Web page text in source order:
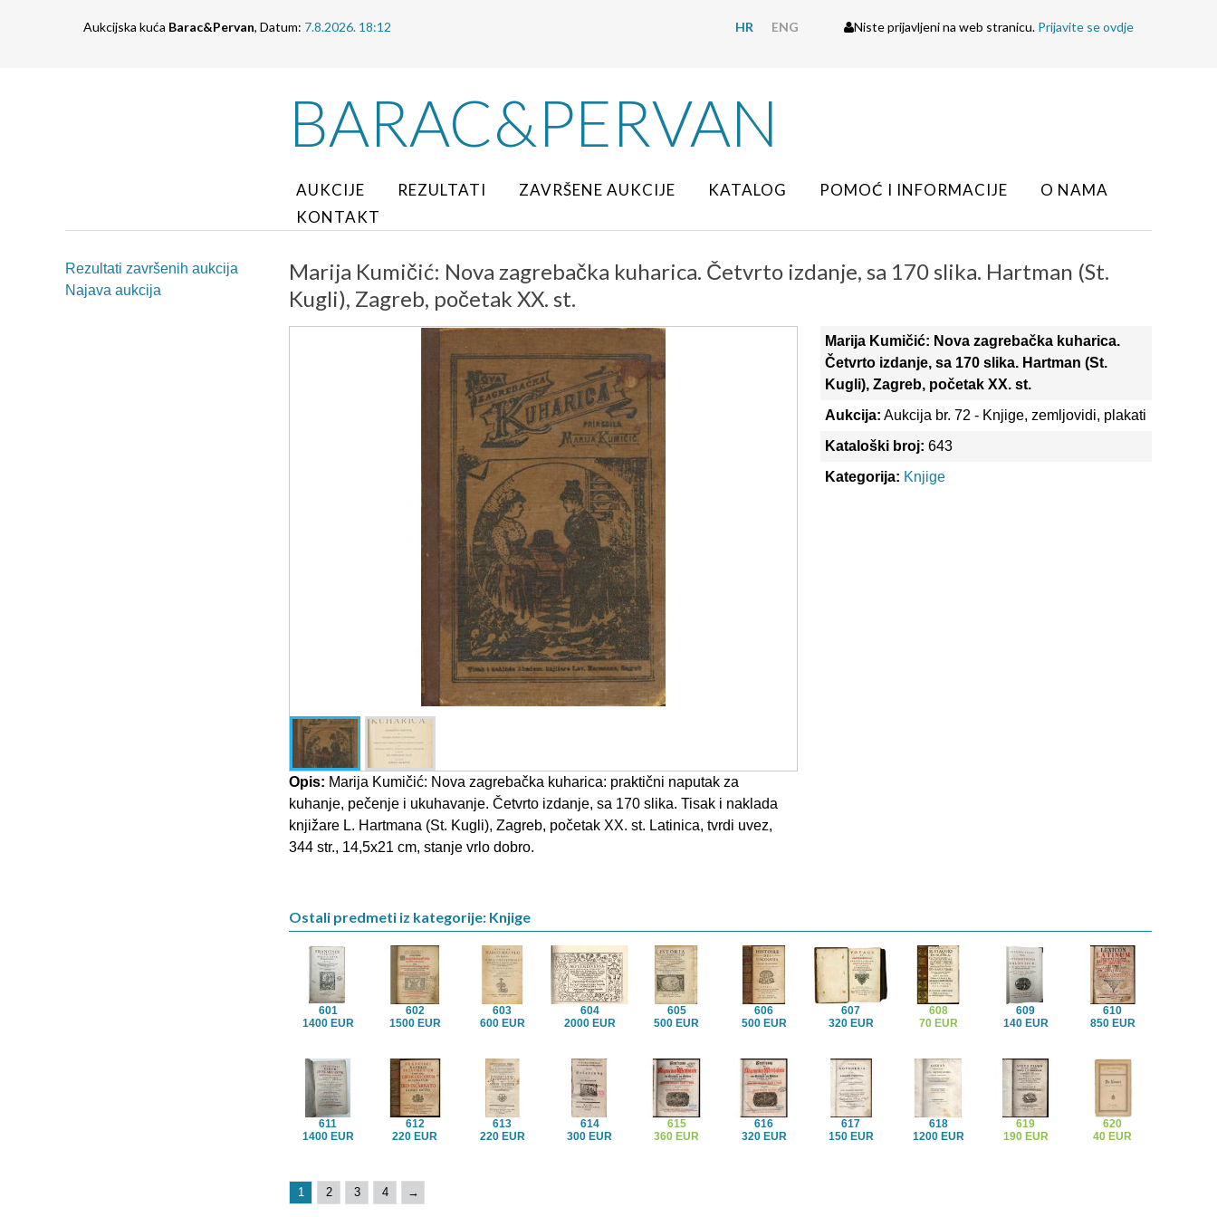
Aukcijska kuća Barac&Pervan, Datum: 7.8.2026. 18:12 HR ENG Niste prijavljeni na web stranicu. Prijavite se ovdje
BARAC&PERVAN
AUKCIJE REZULTATI ZAVRŠENE AUKCIJE KATALOG POMOĆ I INFORMACIJE
O NAMA
KONTAKT
Rezultati završenih aukcija
Najava aukcija
Marija Kumičić: Nova zagrebačka kuharica. Četvrto izdanje, sa 170 slika. Hartman (St.
Kugli), Zagreb, početak XX. st.
Opis: Marija Kumičić: Nova zagrebačka kuharica: praktični naputak za
kuhanje, pečenje i ukuhavanje. Četvrto izdanje, sa 170 slika. Tisak i naklada
knjižare L. Hartmana (St. Kugli), Zagreb, početak XX. st. Latinica, tvrdi uvez,
344 str., 14,5x21 cm, stanje vrlo dobro.
Marija Kumičić: Nova zagrebačka kuharica.
Četvrto izdanje, sa 170 slika. Hartman (St.
Kugli), Zagreb, početak XX. st.
Aukcija: Aukcija br. 72 - Knjige, zemljovidi, plakati
Kataloški broj: 643
Kategorija: Knjige
Ostali predmeti iz kategorije: Knjige
601
1400 EUR
602
1500 EUR
603
600 EUR
604
2000 EUR
605
500 EUR
606
500 EUR
607
320 EUR
608
70 EUR
609
140 EUR
610
850 EUR
611
1400 EUR
612
220 EUR
613
220 EUR
614
300 EUR
615
360 EUR
616
320 EUR
617
150 EUR
618
1200 EUR
619
190 EUR
620
40 EUR
1 2 3 4 →